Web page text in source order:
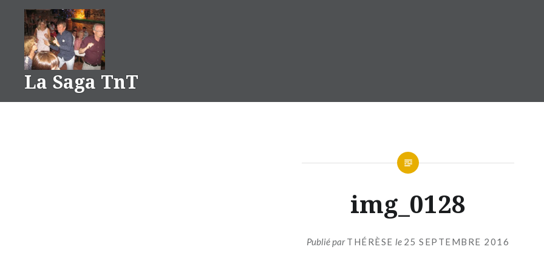
contenu
La Saga TnT
img_0128
Publié parTHÉRÈSE le 25 SEPTEMBRE 2016